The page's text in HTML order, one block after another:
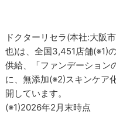
ドクターリセラ(本社:大阪
也)は、全国3,451店舗(※1)
供給、「ファンデーション
に、無添加(※2)スキンケア
開しています。
(※1)2026年2月末時点